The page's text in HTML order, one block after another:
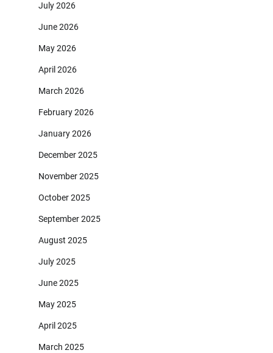
July 2026
June 2026
May 2026
April 2026
March 2026
February 2026
January 2026
December 2025
November 2025
October 2025
September 2025
August 2025
July 2025
June 2025
May 2025
April 2025
March 2025